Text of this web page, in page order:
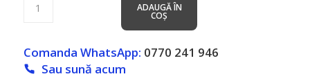
ADAUGĂ ÎN
COȘ
Comanda WhatsApp: 0770 241 946
Sau sună acum